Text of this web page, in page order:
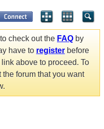
check out the FAQ by
have to register before
above to proceed. To
forum that you want